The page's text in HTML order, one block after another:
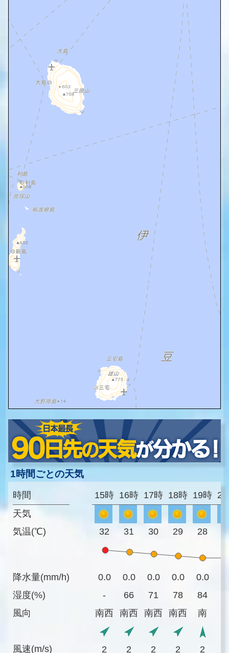
1時間ごとの天気
時間
天気
気温(℃)
降水量(mm/h)
湿度(%)
風向
風速(m/s)
15時 16時 17時 18時 19時
32 31 30 29 28
0.0 0.0 0.0 0.0 0.0
-
66 71 78 84
南西
南西 南西 南西 南
2 2 2 2 2